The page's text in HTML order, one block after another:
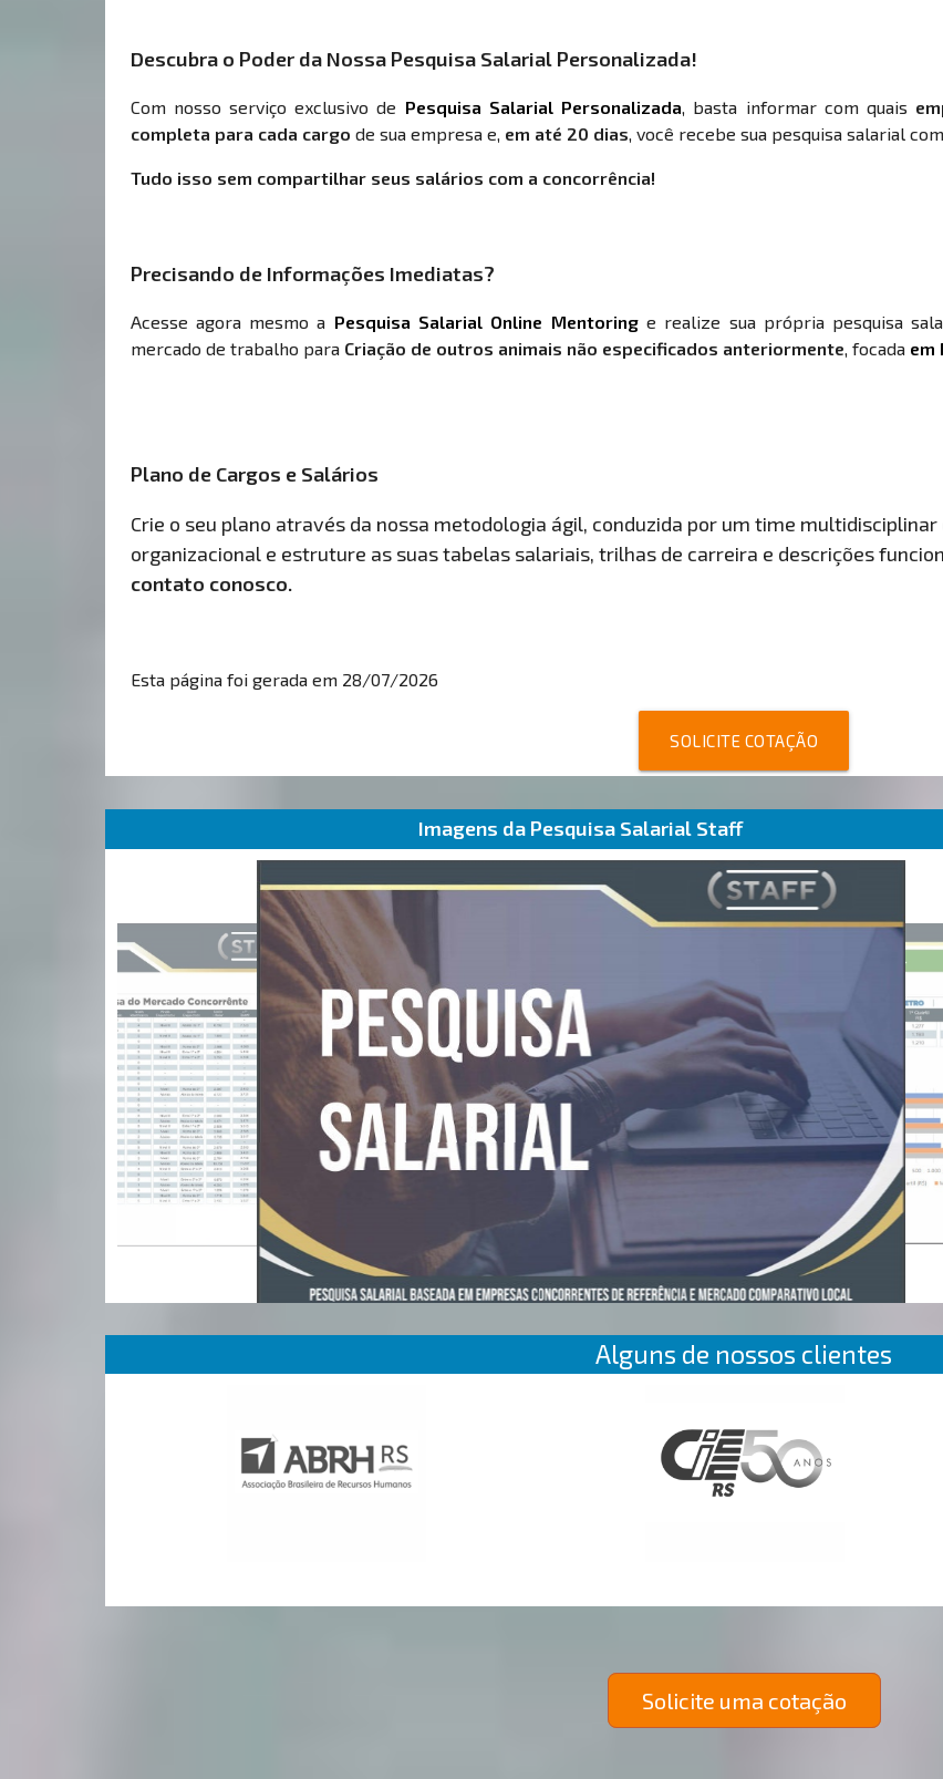
Descubra o Poder da Nossa Pesquisa Salarial Personalizada!
Com nosso serviço exclusivo de Pesquisa Salarial Personalizada , basta informar com quais
completa para cada cargo de sua empresa e, em até 20 dias , você recebe sua pesquisa salarial
Tudo isso sem compartilhar seus salários com a concorrência!
Precisando de Informações Imediatas?
Acesse agora mesmo a Pesquisa Salarial Online Mentoringe realize sua própria pesquisa
mercado de trabalho para Criação de outros animais não especificados anteriormente , focada em
Plano de Cargos e Salários
Crie o seu plano através da nossa metodologia ágil, conduzida por um time
organizacional e estruture as suas tabelas salariais, trilhas de carreira e descrições
contato conosco.
Esta página foi gerada em 28/07/2026
SOLICITE COTAÇÃO
Imagens da Pesquisa Salarial Staff
Alguns de nossos clientes
Solicite uma cotação